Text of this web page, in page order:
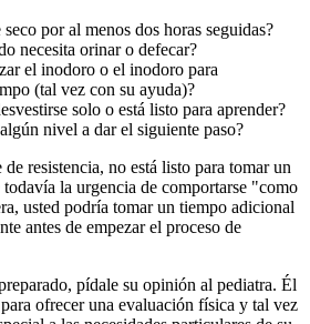
seco por al menos dos horas seguidas?
necesita orinar o defecar?
el inodoro o el inodoro para
(tal vez con su ayuda)?
solo o está listo para aprender?
nivel a dar el siguiente paso?
resistencia, no está listo para tomar un
la urgencia de comportarse "como
usted podría tomar un tiempo adicional
antes de empezar el proceso de
pídale su opinión al pediatra. Él
ofrecer una evaluación física y tal vez